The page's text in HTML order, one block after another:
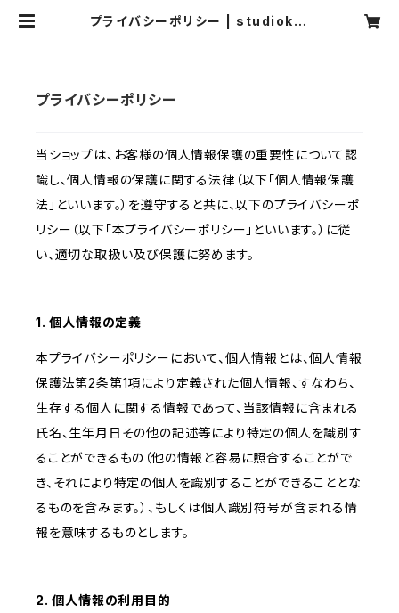
プライバシーポリシー | studiokur
プライバシーポリシー
当ショップは、お客様の個人情報保護の重要性について認
識し、個人情報の保護に関する法律（以下「個人情報保護
法」といいます。）を遵守すると共に、以下のプライバシーポ
リシー（以下「本プライバシーポリシー」といいます。）に従
い、適切な取扱い及び保護に努めます。
1. 個人情報の定義
本プライバシーポリシーにおいて、個人情報とは、個人情報
保護法第2条第1項により定義された個人情報、すなわち、
生存する個人に関する情報であって、当該情報に含まれる
氏名、生年月日その他の記述等により特定の個人を識別す
ることができるもの（他の情報と容易に照合することがで
き、それにより特定の個人を識別することができることとな
るものを含みます。）、もしくは個人識別符号が含まれる情
報を意味するものとします。
2. 個人情報の利用目的